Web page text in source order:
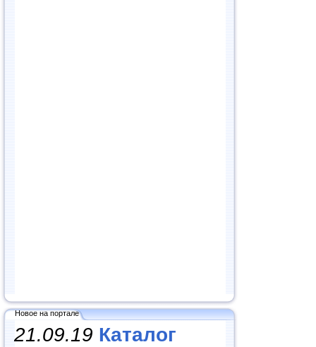
Новое на портале
21.09.19 Каталог